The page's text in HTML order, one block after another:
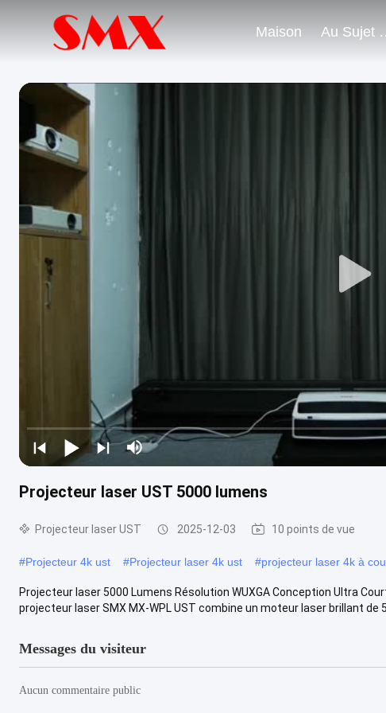
Maison Au
Projecteur laser UST 5000 lumens
Projecteur laser UST 2025-12-03 10 points de vue
#Projecteur 4k ust #Projecteur laser 4k ust #projecteur laser 4k à
Projecteur laser 5000 Lumens Résolution WUXGA Conception Ultra
projecteur laser SMX MX-WPL UST combine un moteur laser brillant de
Messages du visiteur
Aucun commentaire public